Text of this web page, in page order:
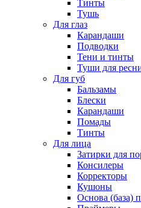
Тинты
Тушь
Для глаз
Карандаши
Подводки
Тени и тинты
Туши для
Для губ
Бальзамы
Блески
Карандаши
Помады
Тинты
Для лица
Затирки для
Консилеры
Корректоры
Кушоны
Основа (база)